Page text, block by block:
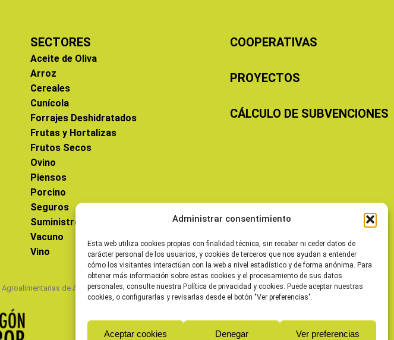
Administrar consentimiento
Esta web utiliza cookies propias con finalidad técnica, sin recabar ni ceder datos de
carácter personal de los usuarios, y cookies de terceros que nos ayudan a entender
cómo los visitantes interactúan con la web a nivel estadístico y de forma anónima. Para
obtener más información sobre estas cookies y el procesamiento de sus datos
personales, consulte nuestra Política de privacidad y cookies. Puede aceptar nuestras
cookies, o configurarlas y revisarlas desde el botón "Ver preferencias".
Aceptar cookies Denegar Ver preferencias
SECTORES
Aceite de Oliva
Arroz
Cereales
Cunícola
Forrajes Deshidratados
Frutas y Hortalizas
Frutos Secos
Ovino
Piensos
Porcino
Seguros
Suministros
Vacuno
Vino
COOPERATIVAS
PROYECTOS
CÁLCULO DE SUBVENCIONES
de Aragón